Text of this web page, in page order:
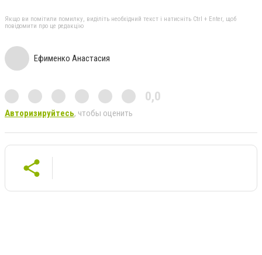
Якщо ви помітили помилку, виділіть необхідний текст і натисніть Ctrl + Enter, щоб
повідомити про це редакцію
Ефименко Анастасия
0,0
Авторизируйтесь, чтобы оценить